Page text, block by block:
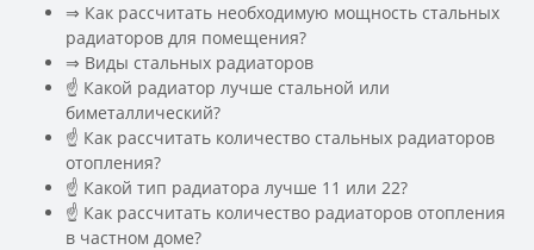
⇒ Как рассчитать необходимую мощность стальных
радиаторов для помещения?
️⇒ Виды стальных радиаторов
☝ Какой радиатор лучше стальной или
биметаллический?
☝ Как рассчитать количество стальных радиаторов
отопления?
☝ Какой тип радиатора лучше 11 или 22?
☝ Как рассчитать количество радиаторов отопления
в частном доме?